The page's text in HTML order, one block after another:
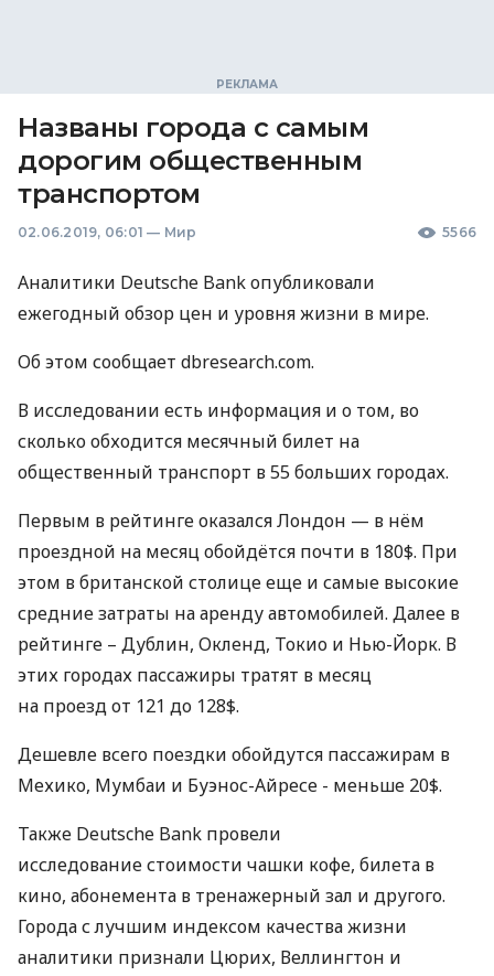
Названы города с самым
дорогим общественным
транспортом
02.06.2019, 06:01 — Мир 5566
Аналитики Deutsche Bank опубликовали
ежегодный обзор цен и уровня жизни в мире.
Об этом сообщает dbresearch.com.
В исследовании есть информация и о том, во
сколько обходится месячный билет на
общественный транспорт в 55 больших городах.
Первым в рейтинге оказался Лондон — в нём
проездной на месяц обойдётся почти в 180$. При
этом в британской столице еще и самые высокие
средние затраты на аренду автомобилей. Далее в
рейтинге – Дублин, Окленд, Токио и Нью-Йорк. В
этих городах пассажиры тратят в месяц
на проезд от 121 до 128$.
Дешевле всего поездки обойдутся пассажирам в
Мехико, Мумбаи и Буэнос-Айресе - меньше 20$.
Также Deutsche Bank провели
исследование стоимости чашки кофе, билета в
кино, абонемента в тренажерный зал и другого.
Города с лучшим индексом качества жизни
аналитики признали Цюрих, Веллингтон и